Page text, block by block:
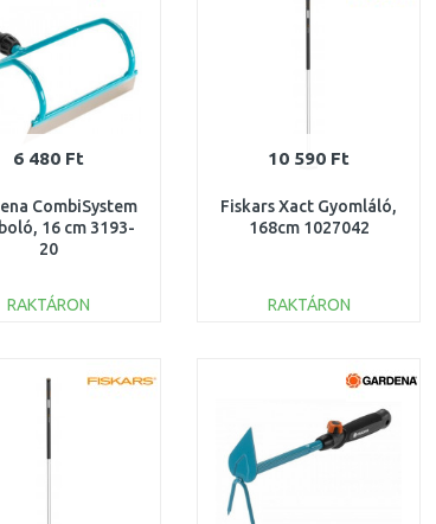
6 480 Ft
CombiSystem
16 cm 3193-
20
RAKTÁRON
Összehasonlítás
10 590 Ft
Fiskars Xact Gyomláló,
168cm 1027042
RAKTÁRON
Összehasonlítás